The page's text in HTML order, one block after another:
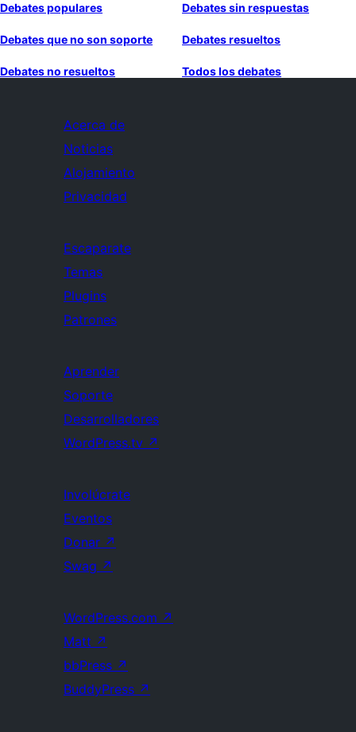
Debates populares Debates sin respuestas
Debates que no son soporte Debates resueltos
Debates no resueltos Todos los debates
Acerca de
Noticias
Alojamiento
Privacidad
Escaparate
Temas
Plugins
Patrones
Aprender
Soporte
Desarrolladores
WordPress.tv ↗
Involúcrate
Eventos
Donar ↗
Swag ↗
WordPress.com ↗
Matt ↗
bbPress ↗
BuddyPress ↗